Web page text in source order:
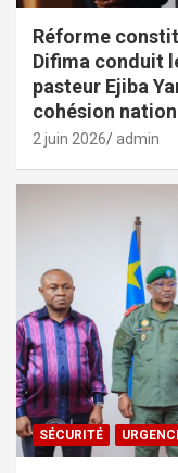
Réforme
Difima conduit
pasteur Ejiba
cohésion
2 juin 2026 admin
SÉCURITÉ